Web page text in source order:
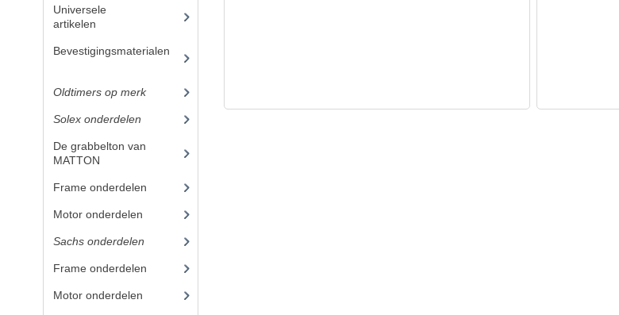
Universele
artikelen
Bevestigingsmaterialen
Oldtimers op merk(73)
Solex onderdelen
De grabbelton van
MATTON
Frame onderdelen
Motor onderdelen
Sachs onderdelen
Frame onderdelen
Motor onderdelen